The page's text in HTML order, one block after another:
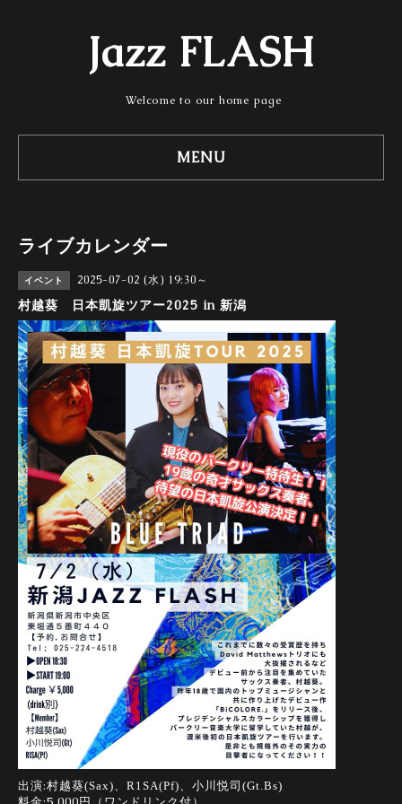
Jazz FLASH
Welcome to our home page
MENU
ライブカレンダー
イベント 2025-07-02 (水) 19:30～
村越葵 日本凱旋ツアー2025 in 新潟
出演:村越葵(Sax)、R1SA(Pf)、 小川悦司 (Gt.Bs)